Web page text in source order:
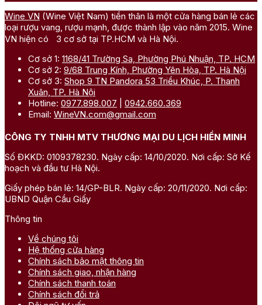
Wine VN (Wine Việt Nam) tiền thân là một cửa hàng bán lẻ các
loại rượu vang, rượu mạnh, được thành lập vào năm 2015. Wine
VN hiện có 3 cơ sở tại TP.HCM và Hà Nội.
Cơ sở 1: 1168/41 Trường Sa, Phường Phú Nhuận, TP. HCM
Cơ sở 2: 9/68 Trung Kính, Phường Yên Hòa, TP. Hà Nội
Cơ sở 3: Shop 9 TN Pandora 53 Triều Khúc, P. Thanh
Xuân, TP. Hà Nội
Hotline: 0977.898.007
0942.660.369
Email: WineVN.com@gmail.com
CÔNG TY TNHH MTV THƯƠNG MẠI DU LỊCH HIỀN MINH
Số ĐKKD: 0109378230. Ngày cấp: 14/10/2020. Nơi cấp: Sở Kế
hoạch và đầu tư Hà Nội.
Giấy phép bán lẻ: 14/GP-BLR. Ngày cấp: 20/11/2020. Nơi cấp:
UBND Quận Cầu Giấy
Thông tin
Về chúng tôi
Hệ thống cửa hàng
Chính sách bảo mật thông tin
Chính sách giao, nhận hàng
Chính sách thanh toán
Chính sách đổi trả